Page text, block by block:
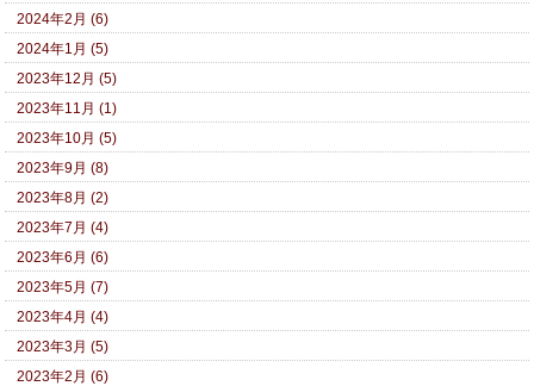
2024年2月 (6)
2024年1月 (5)
2023年12月 (5)
2023年11月 (1)
2023年10月 (5)
2023年9月 (8)
2023年8月 (2)
2023年7月 (4)
2023年6月 (6)
2023年5月 (7)
2023年4月 (4)
2023年3月 (5)
2023年2月 (6)